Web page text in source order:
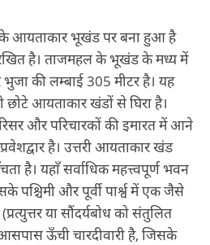
आयताकार भूखंड पर बना हुआ है
है। ताजमहल के भूखंड के मध्य में
की लम्बाई 305 मीटर है। यह
छोटे आयताकार खंडों से घिरा है।
और परिचारकों की इमारत में आने
है। उत्तरी आयताकार खंड
है। यहाँ सर्वाधिक महत्त्वपूर्ण भवन
पश्चिमी और पूर्वी पार्श्व में एक जैसे
या सौंदर्यबोध को संतुलित
ऊँची चारदीवारी है, जिसके